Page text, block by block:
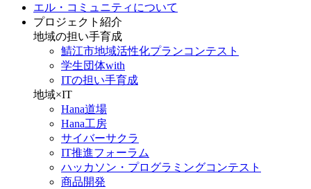
エル・コミュニティについて
プロジェクト紹介
地域の担い手育成
鯖江市地域活性化プランコンテスト
学生団体with
ITの担い手育成
地域×IT
Hana道場
Hana工房
サイバーサクラ
IT推進フォーラム
ハッカソン・プログラミングコンテスト
商品開発